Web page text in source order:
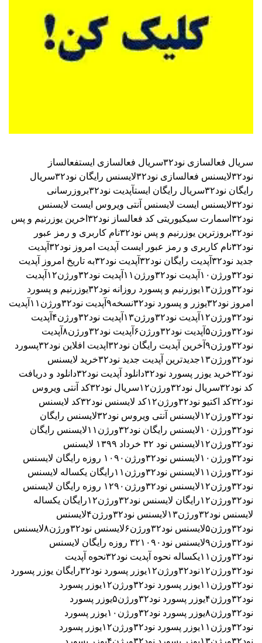
سریال فعالسازی نود۳۲ سریال فعالسازی ایستفعالساز
نود۳۲
لایسنس فعالسازی نود۳۲ لایسنس رایگان نود۳۲
سریال
رایگان نود۳۲
سریال رایگان ایستآپدیت نود۳۲
بروزرسانی
نود۳۲
لایسنس ایست لایسنس آنتی ویروس ایست لایسنس
نود۳۲اسمارت سیکیوریتی
کد فعالساز نود۳۲
اخرین یوزرنیم و پس
نود۳۲
بروزترین یوزرنیم و پس نود۳۲
نام کاربری و رمز عبور
نود۳۲
نام کاربری و رمز عبور ایست آپدیت امروز نود۳۲
آپدیت
جدید نود۳۲
آپدیت رایگان نود۳۲ آپدیت نود۳۲به تاریخ امروز
آپدیت
نود۳۲ورژن۱۰
آپدیت نود۳۲ورژن۱۱ آپدیت نود۳۲ورژن۱۲
آپدیت
نود۳۲ورژن۱۳
یوزرنیم و پسورد روزانه نود۳۲
یوزرنیم و پسورد
امروز نود۳۲
یوزر و پسورد نود۳۲نسخه۹ آپدیت نود۳۲ورژن۱۱
آپدیت
نود۳۲ورژن۱۲
آپدیت نود۳۲ورژن۱۳ آپدیت نود۳۲ورژن۴
آپدیت
نود۳۲ورژن۵
آپدیت نود۳۲ورژن۶ آپدیت نود۳۲ورژن۸
آپدیت
نود۳۲ورژن۹
آخرین آپدیت رایگان نود۳۲ اپدیت افلاین نود۳۲
پسورد
نود۳۲ورژن۱۳
جدیدترین آپدیت جدید نود۳۲
خرید لایسنس
نود۳۲
خرید یوزر پسورد نود۳۲ دانلود آپدیت نود۳۲
دانلود و دریافت
کد نود۳۲
سریال نود۳۲ورژن۱۲ سریال نود۳۲
کد آنتی ویروس
نود۳۲
کد اکتیو نود۳۲ورژن۱۲ کد لایسنس نود۳۲
کد لایسنس
نود۳۲ورژن۱۲
لایسنس آنتی ویروس نود۳۲
لایسنس رایگان
نود۳۲ورژن۱۰
لایسنس رایگان نود۳۲ورژن۱۱
لایسنس رایگان
نود۳۲ورژن۱۲
لایسنس نود ۳٢ خرداد ۱۳۹۹
لایسنس
نود۳۲ورژن۱۰
لایسنس نود۳۲ورژن۱۰۹۰ روزه رایگان
لایسنس
نود۳۲ورژن۱۱
لایسنس نود۳۲ورژن۱۱رایگان یکساله
لایسنس
نود۳۲ورژن۱۲
لایسنس نود۳۲ورژن۱۲۹۰ روزه رایگان
لایسنس
نود۳۲ورژن۱۲رایگان
لایسنس نود۳۲ورژن۱۲رایگان یکساله
لایسنس نود۳۲ورژن۱۳
لایسنس نود۳۲ورژن۴
لایسنس
نود۳۲ورژن۵
لایسنس نود۳۲ورژن۶ لایسنس نود۳۲ورژن۸
لایسنس
نود۳۲ورژن۹
لایسنس نود۳۲۱۰۹۰ روزه رایگان
لایسنس
نود۳۲ورژن۱۱یکساله
نحوه آپدیت نود۳۲
نحوه آپدیت
نود۳۲ورژن۱۲
نود۳۲ورژن۱۲ یوزر پسورد نود۳۲رایگان
یوزر پسورد
نود۳۲ورژن۱۱
یوزر پسورد نود۳۲ورژن۱۲
یوزر پسورد
نود۳۲ورژن۴
یوزر پسورد نود۳۲ورژن۵
یوزر پسورد
نود۳۲ورژن۸
یوزر پسورد نود۳۲ورژن۱۰
یوزر پسورد
نود۳۲ورژن۱۱
یوزر پسورد نود۳۲ورژن۱۲
یوزر پسورد
نود۳۲ورژن۱۳
یوزر پسورد نود۳۲ورژن۴ یوزر پسورد